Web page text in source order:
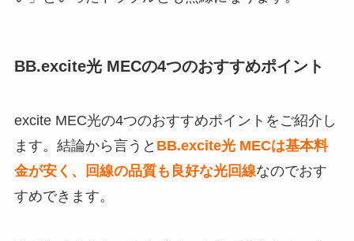
BB.excite光 MECの4つのおすすめポイント
excite MEC光の4つのおすすめポイントをご紹介し
ます。結論から言うと BB.excite光 MECは基本料
金が安く、回線の品質も良好な光回線なのでおす
すめできます。